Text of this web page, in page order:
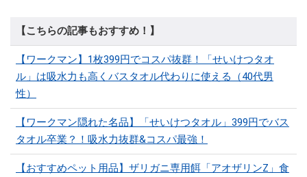
【こちらの記事もおすすめ！】
【ワークマン】1枚399円でコスパ抜群！「せいけつタオ
ル」は吸水力も高くバスタオル代わりに使える（40代男
性）
【ワークマン隠れた名品】「せいけつタオル」399円でバス
タオル卒業？！吸水力抜群&コスパ最強！
【おすすめペット用品】ザリガニ専用餌「アオザリンZ」食